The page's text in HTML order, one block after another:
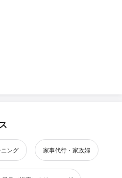
ング 家事代行・家政婦